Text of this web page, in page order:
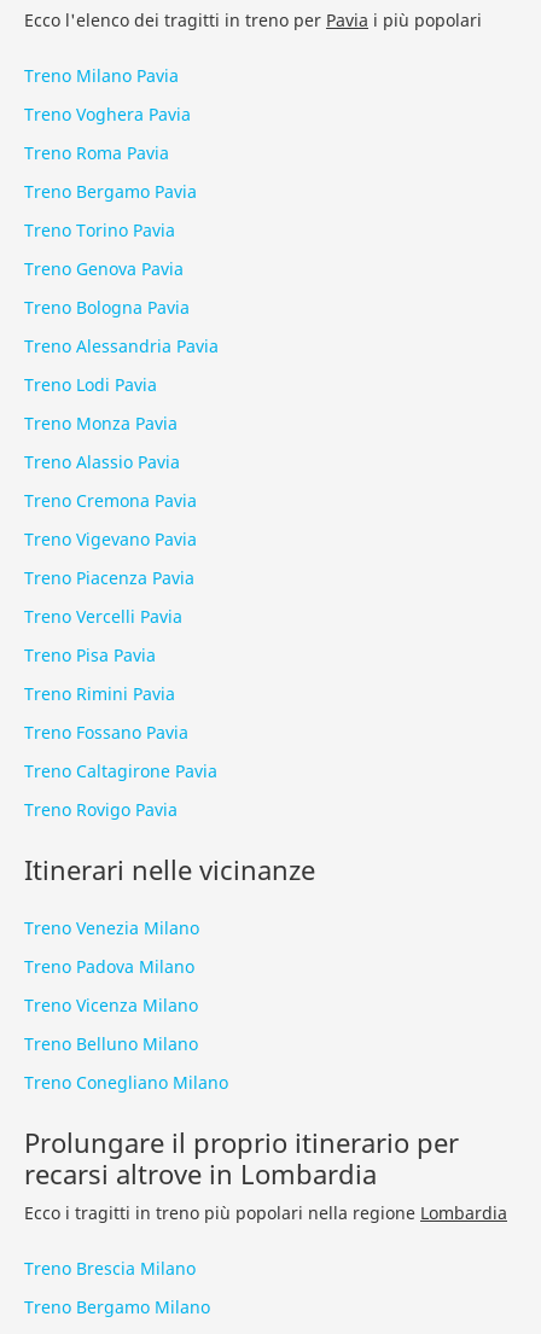
Ecco l'elenco dei tragitti in treno per Pavia i più popolari
Treno Milano Pavia
Treno Voghera Pavia
Treno Roma Pavia
Treno Bergamo Pavia
Treno Torino Pavia
Treno Genova Pavia
Treno Bologna Pavia
Treno Alessandria Pavia
Treno Lodi Pavia
Treno Monza Pavia
Treno Alassio Pavia
Treno Cremona Pavia
Treno Vigevano Pavia
Treno Piacenza Pavia
Treno Vercelli Pavia
Treno Pisa Pavia
Treno Rimini Pavia
Treno Fossano Pavia
Treno Caltagirone Pavia
Treno Rovigo Pavia
Itinerari nelle vicinanze
Treno Venezia Milano
Treno Padova Milano
Treno Vicenza Milano
Treno Belluno Milano
Treno Conegliano Milano
Prolungare il proprio itinerario per
recarsi altrove in Lombardia
Ecco i tragitti in treno più popolari nella regione Lombardia
Treno Brescia Milano
Treno Bergamo Milano